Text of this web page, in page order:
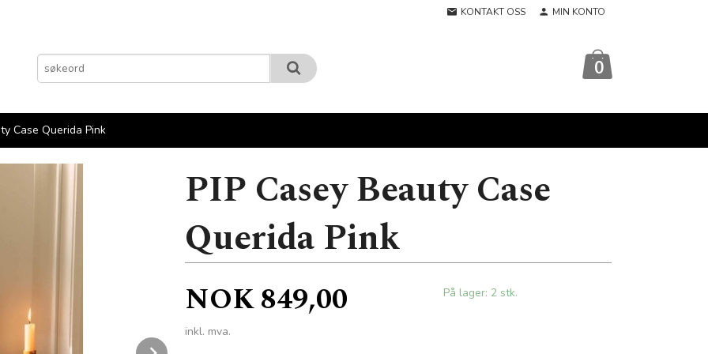
KONTAKT OSS MIN KONTO
0
Case Querida Pink
PIP Casey Beauty Case
Querida Pink
Pris
NOK849,00
inkl. mva.
På lager: 2 stk.